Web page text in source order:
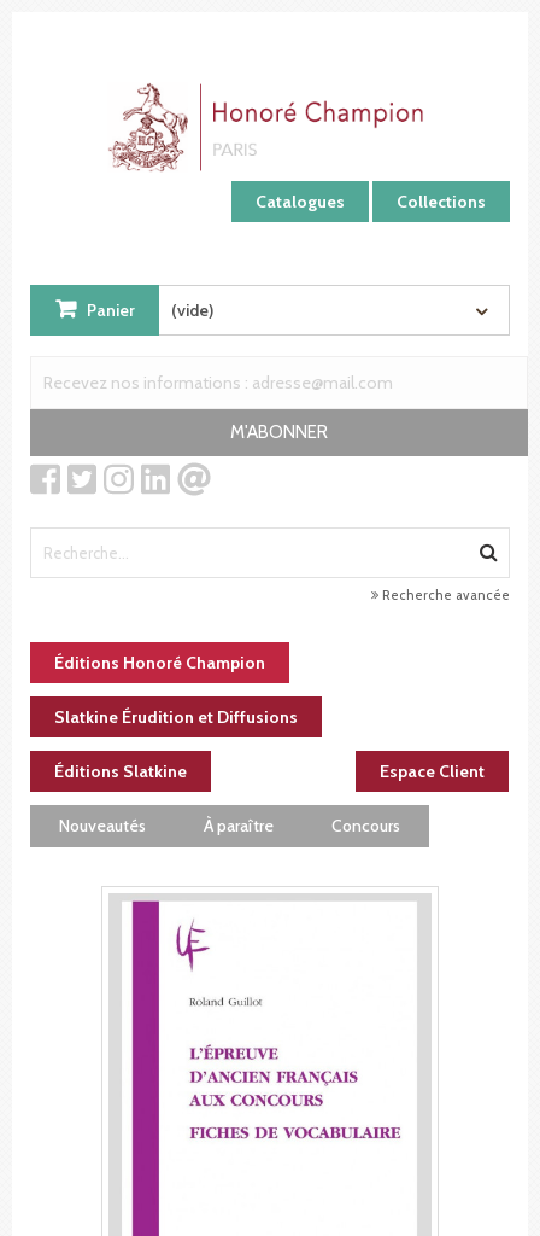
Catalogues Collections
Panier (vide)
M'ABONNER
Recherche avancée
Éditions Honoré Champion
Slatkine Érudition et Diffusions
Éditions Slatkine Espace Client
Nouveautés À paraître Concours